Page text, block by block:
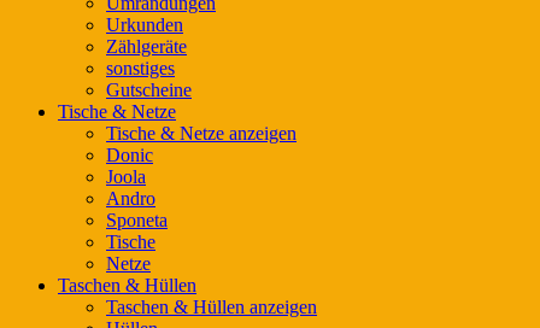
Urkunden
Zählgeräte
sonstiges
Gutscheine
Tische & Netze
Tische & Netze anzeigen
Donic
Joola
Andro
Sponeta
Tische
Netze
Taschen & Hüllen
Taschen & Hüllen anzeigen